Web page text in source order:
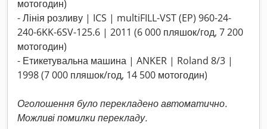
мотогодин)
- Лінія розливу | ICS | multiFILL-VST (EP) 960-24-
240-6KK-6SV-125.6 | 2011 (6 000 пляшок/год, 7 200
мотогодин)
- Етикетувальна машина | ANKER | Roland 8/3 |
1998 (7 000 пляшок/год, 14 500 мотогодин)
Оголошення було перекладено автоматично.
Можливі помилки перекладу.